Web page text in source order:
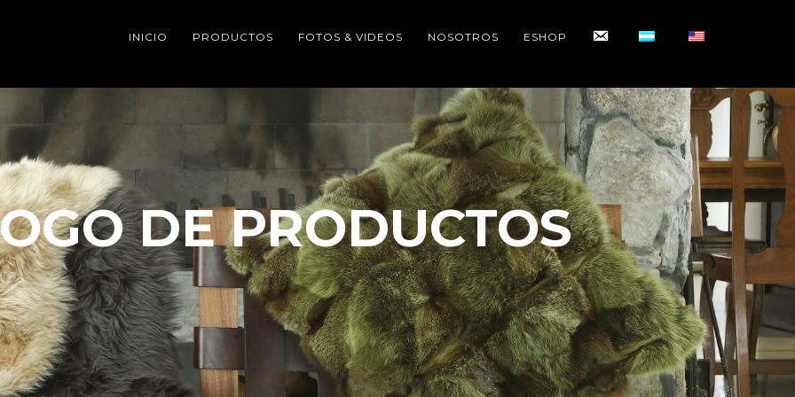
INICIO PRODUCTOS FOTOS & VIDEOS NOSOTROS ESHOP CONTACTO
DE PRODUCTOS